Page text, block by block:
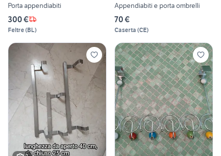
Porta appendiabiti
300 €
Feltre(BL)
Appendiabiti e porta ombrelli
70 €
Caserta (CE)